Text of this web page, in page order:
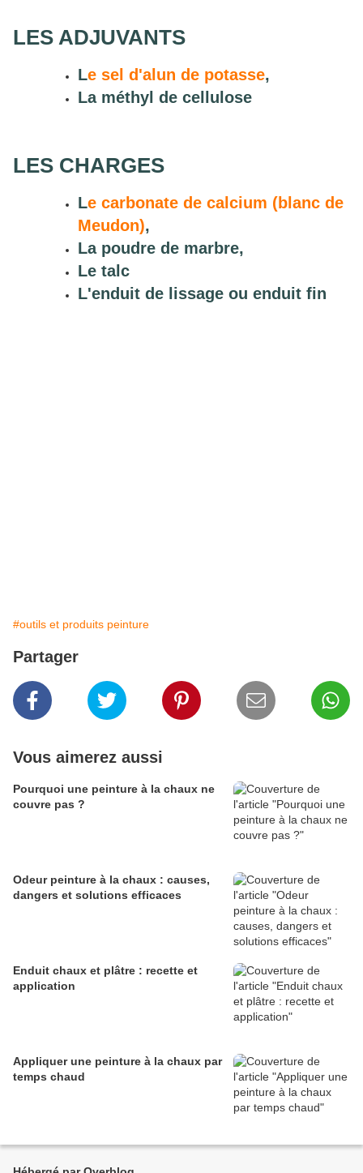
LES ADJUVANTS
Le sel d'alun de potasse,
La méthyl de cellulose
LES CHARGES
Le carbonate de calcium (blanc de
Meudon),
La poudre de marbre,
Le talc
L'enduit de lissage ou enduit fin
#outils et produits peinture
Partager
Vous aimerez aussi
Pourquoi une peinture à la chaux ne
couvre pas ?
Odeur peinture à la chaux : causes,
dangers et solutions efficaces
Enduit chaux et plâtre : recette et
application
Appliquer une peinture à la chaux par
temps chaud